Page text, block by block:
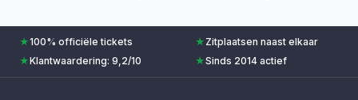
★100% officiële tickets ★ Zitplaatsen naast elkaar
★Klantwaardering: 9,2/10 ★Sinds 2014 actief